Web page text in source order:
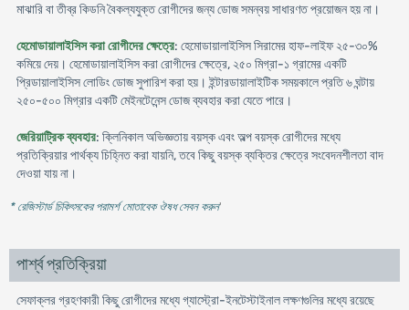
মাঝারি বা তীব্র কিডনি বৈকল্যযুক্ত রোগীদের জন্য ডোজ সমন্বয় সাধারণত প্রয়োজন হয় না।
হেমোডায়ালাইসিস করা রোগীদের ক্ষেত্রে: হেমোডায়ালাইসিস সিরামের হাফ-লাইফ ২৫-৩০%
কমিয়ে দেয়। হেমোডায়ালাইসিস করা রোগীদের ক্ষেত্রে, ২৫০ মিগ্রা-১ গ্রামের একটি
প্রিডায়ালাইসিস লোডিং ডোজ সুপারিশ করা হয়। ইন্টারডায়ালাইটিক সময়কালে প্রতি ৬ ঘন্টায়
২৫০-৫০০ মিগ্রার একটি মেইনটেনেন্স ডোজ ব্যবহার করা যেতে পারে।
জেরিয়াট্রিক ব্যবহার: ক্লিনিকাল অভিজ্ঞতায় বয়স্ক এবং অল্প বয়স্ক রোগীদের মধ্যে
প্রতিক্রিয়ার পার্থক্য চিহ্নিত করা যায়নি, তবে কিছু বয়স্ক ব্যক্তির ক্ষেত্রে সংবেদনশীলতা বাদ
দেওয়া যায় না।
* রেজিস্টার্ড চিকিৎসকের পরামর্শ মোতাবেক ঔষধ সেবন করুন'
পার্শ্ব প্রতিক্রিয়া
সেফাক্লর গ্রহণকারী কিছু রোগীদের মধ্যে গ্যাস্ট্রো-ইনটেস্টাইনাল লক্ষণগুলির মধ্যে রয়েছে